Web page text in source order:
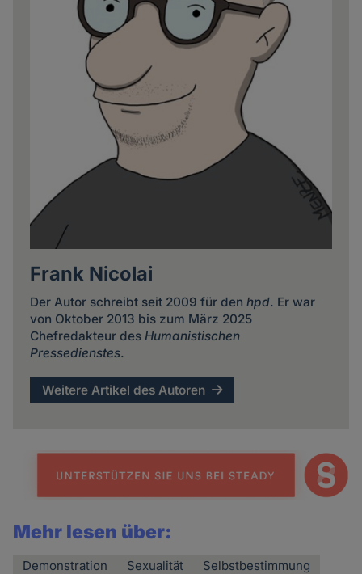
Frank Nicolai
Der Autor schreibt seit 2009 für den hpd. Er war
von Oktober 2013 bis zum März 2025
Chefredakteur des Humanistischen
Pressedienstes.
Weitere Artikel des Autoren
Mehr lesen über:
Demonstration Sexualität
Selbstbestimmung